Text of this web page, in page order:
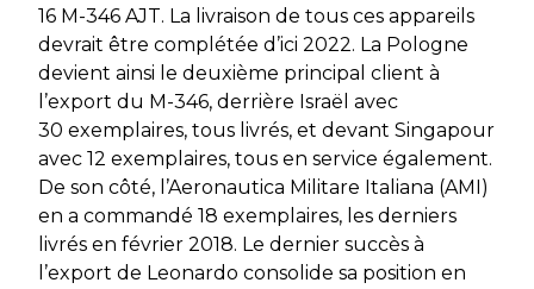
16 M-346 AJT. La livraison de tous ces appareils
devrait être complétée d’ici 2022. La Pologne
devient ainsi le deuxième principal client à
l’export du M-346, derrière Israël avec
30 exemplaires, tous livrés, et devant Singapour
avec 12 exemplaires, tous en service également.
De son côté, l’Aeronautica Militare Italiana (AMI)
en a commandé 18 exemplaires, les derniers
livrés en février 2018. Le dernier succès à
l’export de Leonardo consolide sa position en